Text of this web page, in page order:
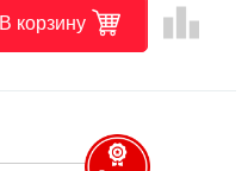
В корзину leaderboard